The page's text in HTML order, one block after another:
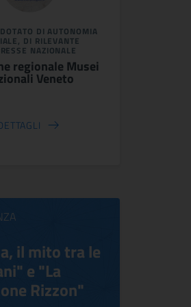
DI AUTONOMIA
DI RILEVANTE
NAZIONALE
regionale Musei
Veneto
il mito tra le
e "La
Rizzon"